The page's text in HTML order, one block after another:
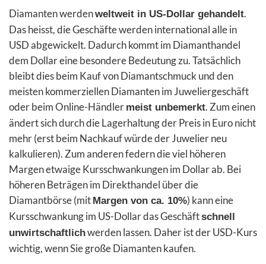
Diamanten werdenweltweit in US-Dollar gehandelt.
Das heisst, die Geschäfte werden international alle in
USD abgewickelt. Dadurch kommt im Diamanthandel
dem Dollar eine besondere Bedeutung zu. Tatsächlich
bleibt dies beim Kauf von Diamantschmuck und den
meisten kommerziellen Diamanten im Juweliergeschäft
oder beim Online-Händler meist unbemerkt. Zum einen
ändert sich durch die Lagerhaltung der Preis in Euro nicht
mehr (erst beim Nachkauf würde der Juwelier neu
kalkulieren). Zum anderen federn die viel höheren
Margen etwaige Kursschwankungen im Dollar ab. Bei
höheren Beträgen im Direkthandel über die
Diamantbörse (mit Margen von ca. 10%) kann eine
Kursschwankung im US-Dollar das Geschäftschnell
unwirtschaftlichwerden lassen. Daher ist der USD-Kurs
wichtig, wenn Sie große Diamanten kaufen.